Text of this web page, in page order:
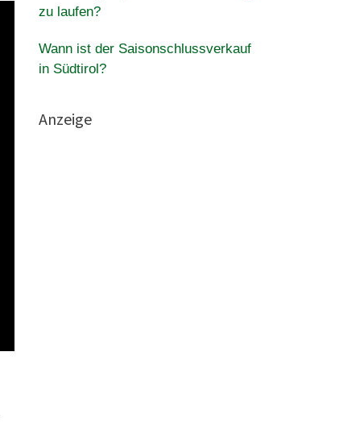
zu laufen?
Wann ist der Saisonschlussverkauf
in Südtirol?
Anzeige